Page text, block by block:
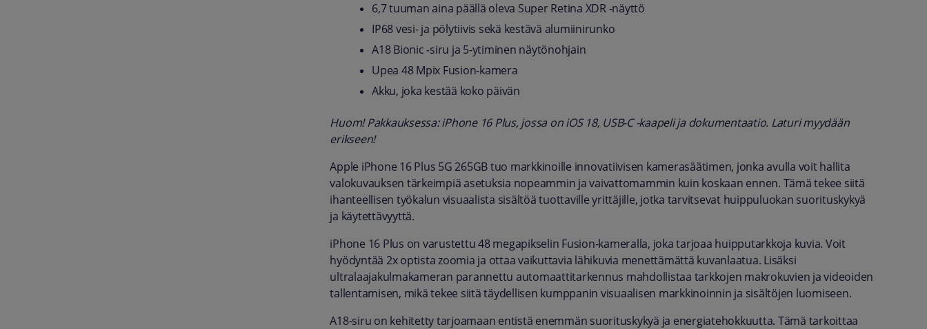
6,7 tuuman aina päällä oleva Super Retina XDR -näyttö
IP68 vesi- ja pölytiivis sekä kestävä alumiinirunko
A18 Bionic ‑siru ja 5-ytiminen näytönohjain
Upea 48 Mpix Fusion-kamera
Akku, joka kestää koko päivän
Huom! Pakkauksessa: iPhone 16 Plus, jossa on iOS 18, USB-C -kaapeli ja dokumentaatio. Laturi myydään
erikseen!
Apple iPhone 16 Plus 5G 265GB tuo markkinoille innovatiivisen kamerasäätimen, jonka avulla voit hallita
valokuvauksen tärkeimpiä asetuksia nopeammin ja vaivattomammin kuin koskaan ennen. Tämä tekee siitä
ihanteellisen työkalun visuaalista sisältöä tuottaville yrittäjille, jotka tarvitsevat huippuluokan suorituskykyä
ja käytettävyyttä.
iPhone 16 Plus on varustettu 48 megapikselin Fusion-kameralla, joka tarjoaa huipputarkkoja kuvia. Voit
hyödyntää 2x optista zoomia ja ottaa vaikuttavia lähikuvia menettämättä kuvanlaatua. Lisäksi
ultralaajakulmakameran parannettu automaattitarkennus mahdollistaa tarkkojen makrokuvien ja videoiden
tallentamisen, mikä tekee siitä täydellisen kumppanin visuaalisen markkinoinnin ja sisältöjen luomiseen.
A18-siru on kehitetty tarjoamaan entistä enemmän suorituskykyä ja energiatehokkuutta. Tämä tarkoittaa